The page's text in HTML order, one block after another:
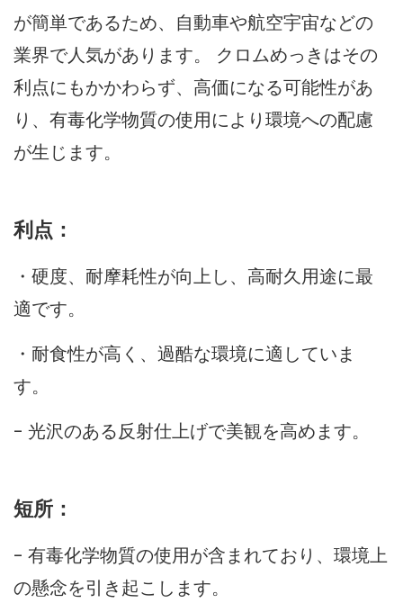
が簡単であるため、自動車や航空宇宙などの
業界で人気があります。 クロムめっきはその
利点にもかかわらず、高価になる可能性があ
り、有毒化学物質の使用により環境への配慮
が生じます。
利点：
・硬度、耐摩耗性が向上し、高耐久用途に最
適です。
・耐食性が高く、過酷な環境に適していま
す。
- 光沢のある反射仕上げで美観を高めます。
短所：
- 有毒化学物質の使用が含まれており、環境上
の懸念を引き起こします。